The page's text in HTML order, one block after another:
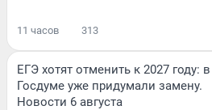
11 часов 313
ЕГЭ хотят отменить к 2027 году: в
Госдуме уже придумали замену.
Новости 6 августа